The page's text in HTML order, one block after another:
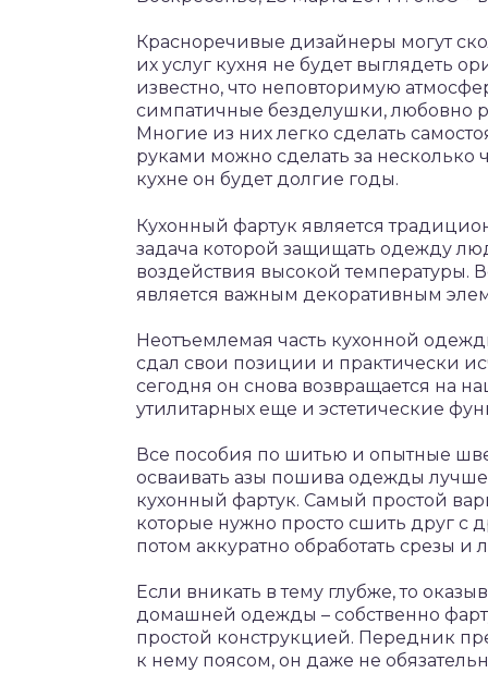
Красноречивые дизайнеры могут
их услуг кухня не будет выглядеть
известно, что неповторимую
симпатичные безделушки, любовно
Многие из них легко сделать
руками можно сделать за несколько
кухне он будет долгие годы.
Кухонный фартук является
задача которой защищать одежду
воздействия высокой температуры.
является важным декоративным
Неотъемлемая часть кухонной
сдал свои позиции и практически
сегодня он снова возвращается на
утилитарных еще и эстетические
Все пособия по шитью и опытные
осваивать азы пошива одежды лучше
кухонный фартук. Самый простой
которые нужно просто сшить друг с
потом аккуратно обработать срезы и
Если вникать в тему глубже, то
домашней одежды – собственно
простой конструкцией. Передник
к нему поясом, он даже не